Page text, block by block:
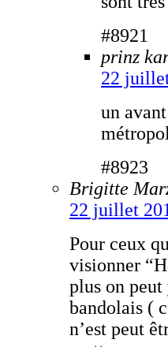
#8921
prinz
22
un
#8923
Brigitte
22 juillet
Pour ceux
visionner
plus on peut
bandolais (
n’est peut